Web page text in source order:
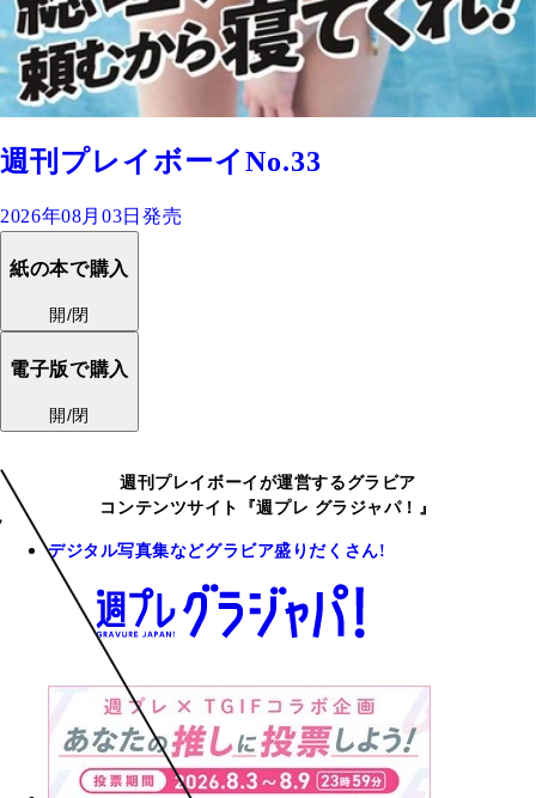
週刊プレイボーイNo.33
2026年08月03日発売
紙の本で購入
開/閉
電子版で購入
開/閉
週刊プレイボーイが運営するグラビア
コンテンツサイト『週プレ グラジャパ！』
デジタル写真集などグラビア盛りだくさん!